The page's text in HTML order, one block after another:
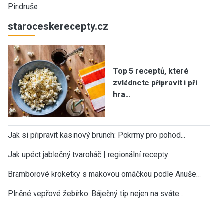
Pindruše
staroceskerecepty.cz
Top 5 receptů, které
zvládnete připravit i při
hra…
Jak si připravit kasinový brunch: Pokrmy pro pohod…
Jak upéct jablečný tvaroháč | regionální recepty
Bramborové kroketky s makovou omáčkou podle Anuše…
Plněné vepřové žebírko: Báječný tip nejen na sváte…